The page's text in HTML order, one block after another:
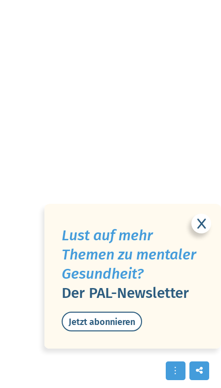
Lust auf mehr
Themen zu mentaler
Gesundheit?
Der PAL-Newsletter
Jetzt abonnieren